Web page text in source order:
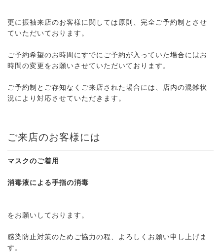
更に振袖来店のお客様に関しては原則、完全ご予約制とさせ
ていただいております。
ご予約希望のお時間にすでにご予約が入っていた場合にはお
時間の変更をお願いさせていただいております。
ご予約制とご存知なくご来店された場合には、店内の混雑状
況により対応させていただきます。
ご来店のお客様には
マスクのご着用
消毒液による手指の消毒
をお願いしております。
感染防止対策のためご協力の程、よろしくお願い申し上げま
す。